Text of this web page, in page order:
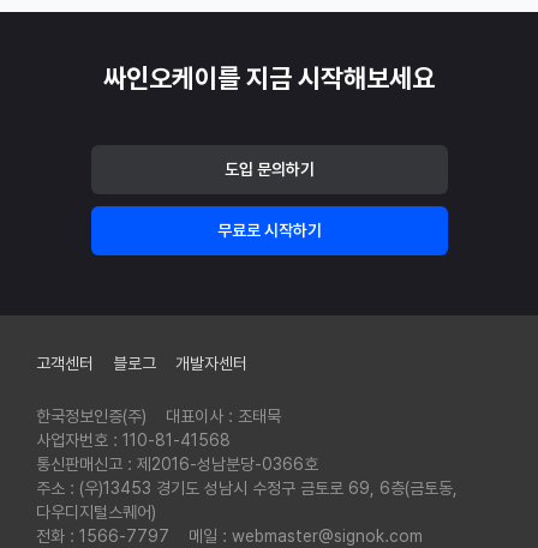
싸인오케이를 지금 시작해보세요
도입 문의하기
무료로 시작하기
푸터
고객센터 블로그 개발자센터
한국정보인증(주)
대표이사 : 조태묵
사업자번호 : 110-81-41568
통신판매신고 : 제2016-성남분당-0366호
주소 : (우)13453 경기도 성남시 수정구 금토로 69, 6층(금토동,
다우디지털스퀘어)
전화 : 1566-7797
메일 : webmaster@signok.com